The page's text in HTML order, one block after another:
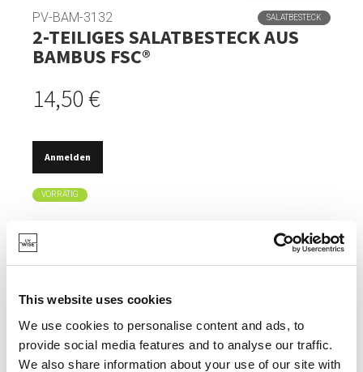
This website uses cookies
We use cookies to personalise content and ads, to
provide social media features and to analyse our traffic.
We also share information about your use of our site with
PV-BAM-3132 SALATBESTECK
2-TEILIGES SALATBESTECK AUS
BAMBUS FSC®
14,50 €
Anmelden
VORRÄTIG
ALSO NICHT.
ÄUSSERST HYGIENISCH.